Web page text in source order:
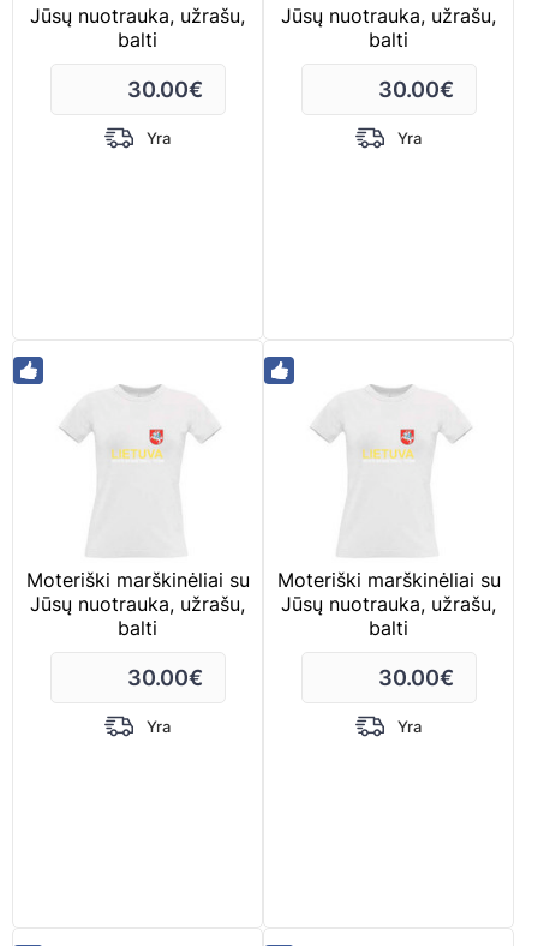
Jūsų nuotrauka, užrašu,
balti
30.00€
Yra
Jūsų nuotrauka, užrašu,
balti
30.00€
Yra
Moteriški marškinėliai su
Jūsų nuotrauka, užrašu,
balti
30.00€
Yra
Moteriški marškinėliai su
Jūsų nuotrauka, užrašu,
balti
30.00€
Yra